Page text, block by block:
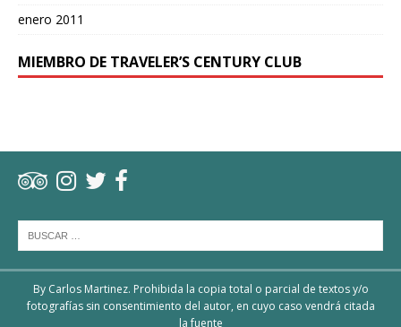
enero 2011
MIEMBRO DE TRAVELER’S CENTURY CLUB
By Carlos Martinez. Prohibida la copia total o parcial de textos y/o
fotografías sin consentimiento del autor, en cuyo caso vendrá citada
la fuente